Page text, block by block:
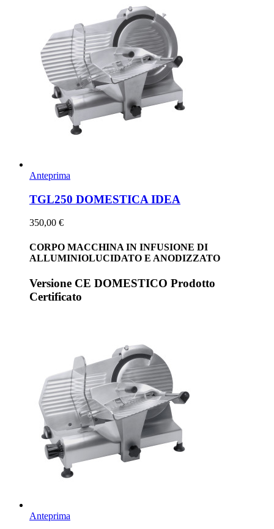
Anteprima
TGL250 DOMESTICA IDEA
350,00 €
CORPO MACCHINA IN INFUSIONE DI
ALLUMINIOLUCIDATO E ANODIZZATO
Versione CE DOMESTICO Prodotto
Certificato
Anteprima